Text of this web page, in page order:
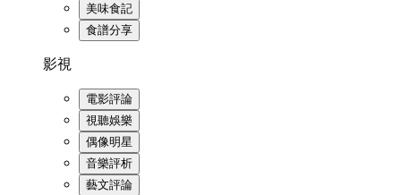
美味食記
食譜分享
影視
電影評論
視聽娛樂
偶像明星
音樂評析
藝文評論